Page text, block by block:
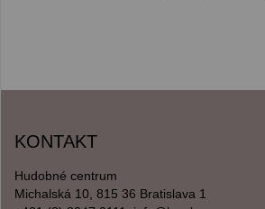
KONTAKT
Hudobné centrum
Michalská 10, 815 36 Bratislava 1